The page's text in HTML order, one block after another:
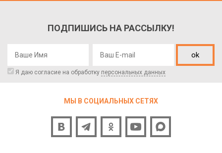
ПОДПИШИСЬ НА РАССЫЛКУ!
ok
Я даю согласие на обработку персональных данных
МЫ В СОЦИАЛЬНЫХ СЕТЯХ